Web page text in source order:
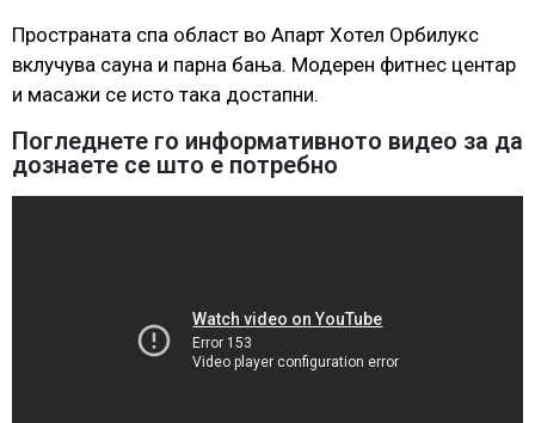
Пространата спа област во Апарт Хотел Орбилукс
вклучува сауна и парна бања. Модерен фитнес центар
и масажи се исто така достапни.
Погледнете го информативното видео за да
дознаете се што е потребно